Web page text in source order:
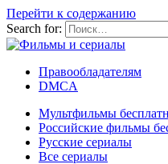
Перейти к содержанию
Search for:
Правообладателям
DMCA
Мультфильмы
Российские фильмы
Русские сериалы
Все сериалы